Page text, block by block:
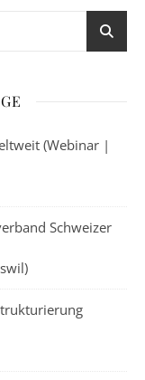
(Webinar |
Schweizer